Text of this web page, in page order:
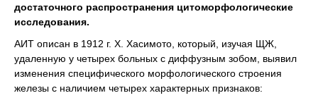
достаточного распространения цитоморфологические
исследования.
АИТ описан в 1912 г. Х. Хасимото, который, изучая ЩЖ,
удаленную у четырех больных с диффузным зобом, выявил
изменения специфического морфологического строения
железы с наличием четырех характерных признаков: